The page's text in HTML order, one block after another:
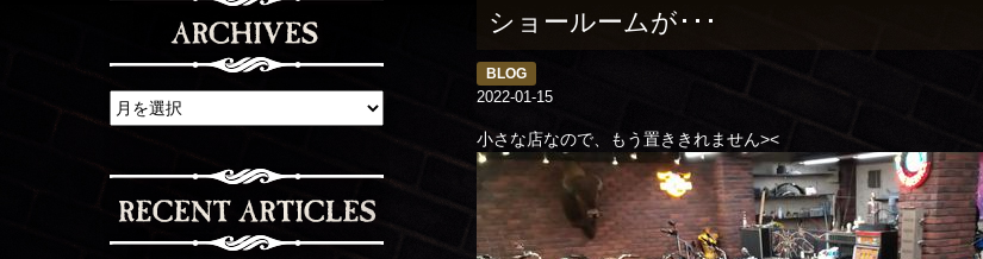
ショールームが･･･
BLOG
2022-01-15
小さな店なので、もう置ききれません><